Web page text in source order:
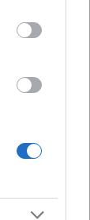
Google
come
quella
in
e porta in
e